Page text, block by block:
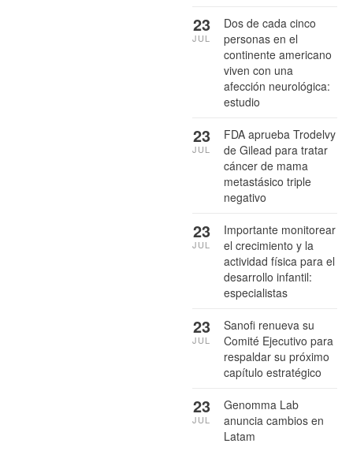
Dos de cada cinco
personas en el
continente americano
viven con una
afección neurológica:
estudio
23
JUL
FDA aprueba Trodelvy
de Gilead para tratar
cáncer de mama
metastásico triple
negativo
23
JUL
Importante monitorear
el crecimiento y la
actividad física para el
desarrollo infantil:
especialistas
23
JUL
Sanofi renueva su
Comité Ejecutivo para
respaldar su próximo
capítulo estratégico
23
JUL
Genomma Lab
anuncia cambios en
Latam
23
JUL